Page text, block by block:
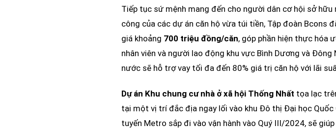
Tiếp tục sứ mệnh mang đến cho người dân cơ hội sở
công của các dự án căn hộ vừa túi tiền, Tập đoàn Bcons
giá khoảng 700 triệu đồng/căn, góp phần hiện thực hóa
nhân viên và người lao động khu vực Bình Dương và
nước sẽ hỗ trợ vay tối đa đến 80% giá trị căn hộ với lãi
Dự án Khu chung cư nhà ở xã hội Thống Nhất tọa lạc
tại một vị trí đắc địa ngay lối vào khu Đô thị Đại học Quốc
tuyến Metro sắp đi vào vận hành vào Quý III/2024, sẽ